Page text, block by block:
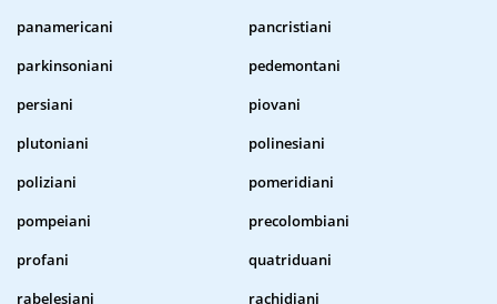
panamericani
pancristiani
parkinsoniani
pedemontani
persiani
piovani
plutoniani
polinesiani
poliziani
pomeridiani
pompeiani
precolombiani
profani
quatriduani
rabelesiani
rachidiani